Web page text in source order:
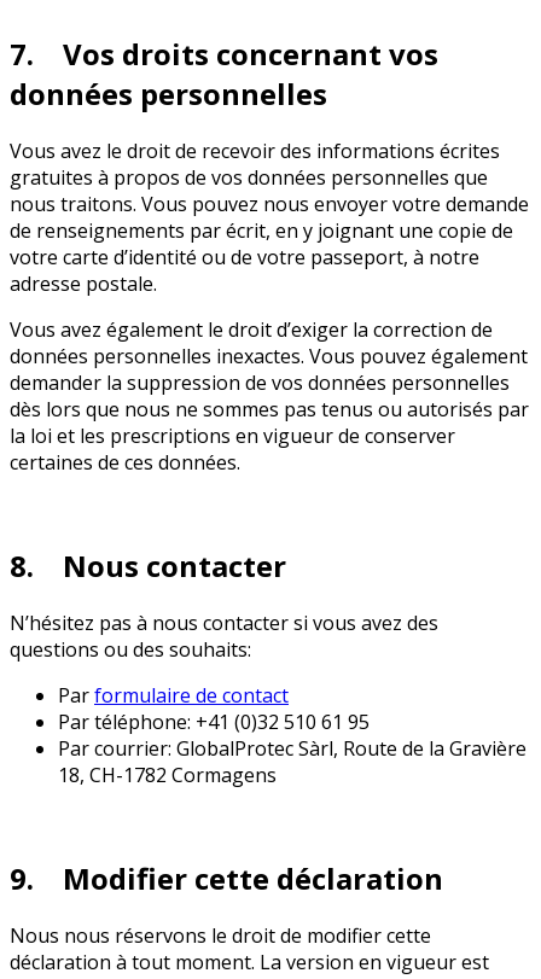
7. Vos droits concernant vos
données personnelles
Vous avez le droit de recevoir des informations écrites
gratuites à propos de vos données personnelles que
nous traitons. Vous pouvez nous envoyer votre demande
de renseignements par écrit, en y joignant une copie de
votre carte d’identité ou de votre passeport, à notre
adresse postale.
Vous avez également le droit d’exiger la correction de
données personnelles inexactes. Vous pouvez également
demander la suppression de vos données personnelles
dès lors que nous ne sommes pas tenus ou autorisés par
la loi et les prescriptions en vigueur de conserver
certaines de ces données.
8. Nous contacter
N’hésitez pas à nous contacter si vous avez des
questions ou des souhaits:
Parformulaire de contact
Par téléphone: +41 (0)32 510 61 95
Par courrier: GlobalProtec Sàrl, Route de la Gravière
18, CH-1782 Cormagens
9. Modifier cette déclaration
Nous nous réservons le droit de modifier cette
déclaration à tout moment. La version en vigueur est